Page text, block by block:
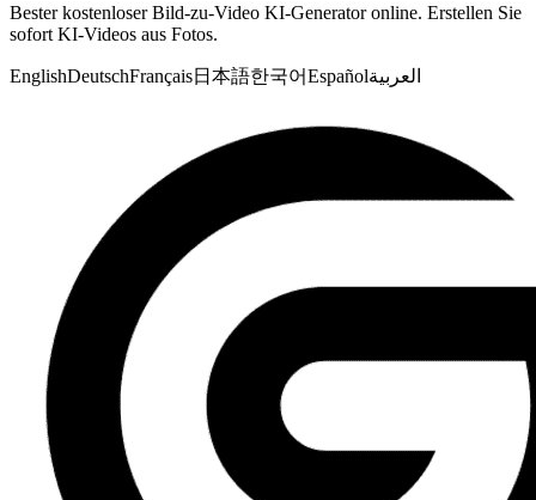
Bester kostenloser Bild-zu-Video KI-Generator online. Erstellen Sie
sofort KI-Videos aus Fotos.
EnglishDeutschFrançais日本語한국어Españolالعربية